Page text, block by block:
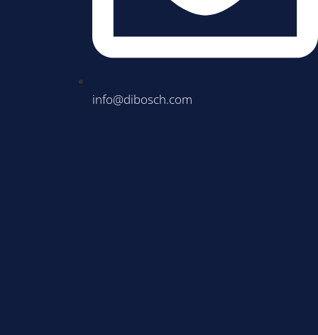
info@dibosch.com